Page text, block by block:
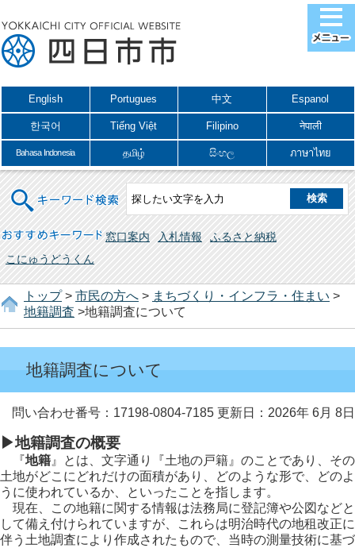
English Portugues 中文 Espanol
한국어 Tiếng Việt Filipino नेपाली
Bahasa Indonesia தமிழ் සිංහල ภาษาไทย
キーワード検索
おすすめキーワード 窓口案内 入札情報
ふるさと納税
こにゅうどうくん
トップ> 市民の方へ > まちづくり・インフラ・住まい >
地籍調査 >地籍調査について
地籍調査について
問い合わせ番号：17198-0804-7185 更新日：2026年 6月 8日
▶地籍調査の概要
『地籍 』とは、文字通り『土地の戸籍』のことであり、その
土地がどこにどれだけの面積があり、どのような形で、どのよ
うに使われているか、といったことを指します。
現在、この地籍に関する情報は法務局に登記簿や公図などと
して備え付けられていますが、これらは明治時代の地租改正に
伴う土地調査により作成されたもので、当時の測量技術に基づ